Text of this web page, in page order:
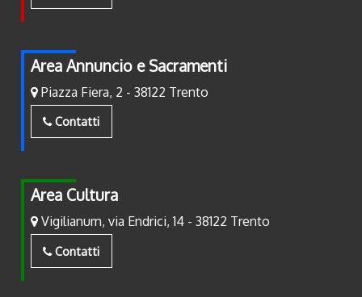
Area Annuncio e Sacramenti
Piazza Fiera, 2 - 38122 Trento
Contatti
Area Cultura
Vigilianum, via Endrici, 14 - 38122 Trento
Contatti